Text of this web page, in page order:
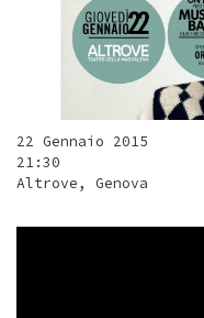
22 Gennaio 2015
21:30
Altrove, Genova